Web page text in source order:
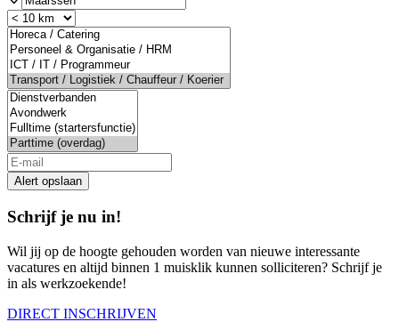
Alert opslaan
Schrijf je nu in!
Wil jij op de hoogte gehouden worden van nieuwe interessante
vacatures en altijd binnen 1 muisklik kunnen solliciteren? Schrijf je
in als werkzoekende!
DIRECT INSCHRIJVEN